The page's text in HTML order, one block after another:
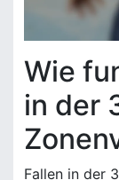
Wie
in der
Fallen in der